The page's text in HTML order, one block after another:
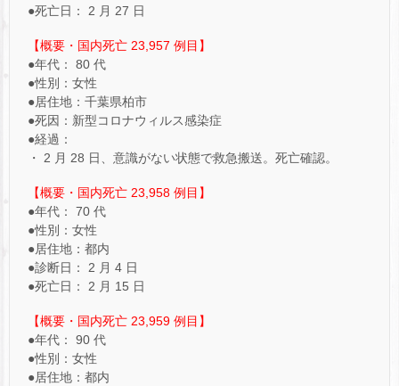
●死亡日： 2 月 27 日
【概要・国内死亡 23,957 例目】
●年代： 80 代
●性別：女性
●居住地：千葉県柏市
●死因：新型コロナウィルス感染症
●経過：
・ 2 月 28 日、意識がない状態で救急搬送。死亡確認。
【概要・国内死亡 23,958 例目】
●年代： 70 代
●性別：女性
●居住地：都内
●診断日： 2 月 4 日
●死亡日： 2 月 15 日
【概要・国内死亡 23,959 例目】
●年代： 90 代
●性別：女性
●居住地：都内